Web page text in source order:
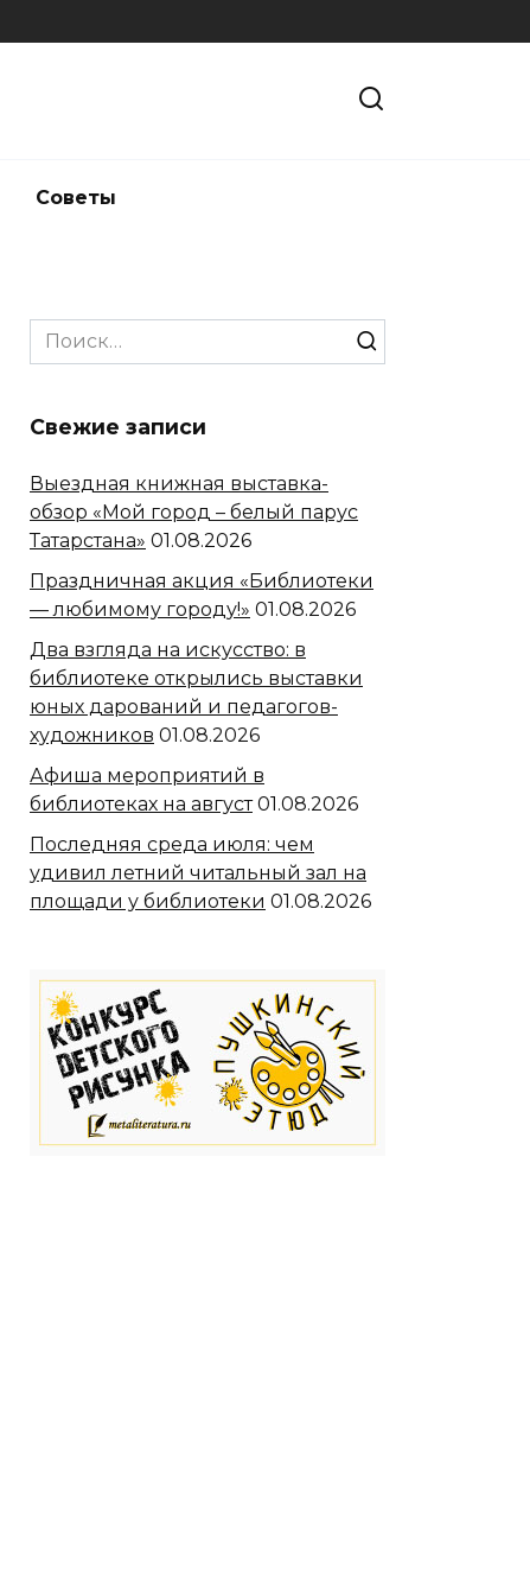
Советы
Search
for:
Свежие записи
Выездная книжная выставка-
обзор «Мой город – белый парус
Татарстана» 01.08.2026
Праздничная акция «Библиотеки
— любимому городу!» 01.08.2026
Два взгляда на искусство: в
библиотеке открылись выставки
юных дарований и педагогов-
художников 01.08.2026
Афиша мероприятий в
библиотеках на август 01.08.2026
Последняя среда июля: чем
удивил летний читальный зал на
площади у библиотеки 01.08.2026